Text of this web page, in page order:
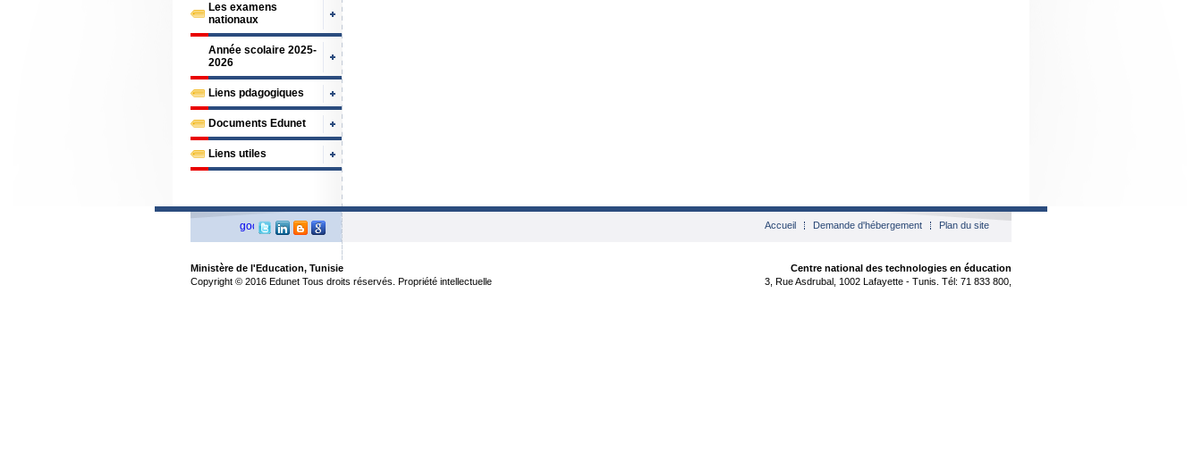
Les examens
nationaux
Année scolaire 2025-
2026
Liens pdagogiques
Documents Edunet
Liens utiles
Accueil Demande d'hébergement Plan du site
Ministère de l'Education, Tunisie
Copyright © 2016 Edunet Tous droits réservés. Propriété intellectuelle
Centre national des technologies en éducation
3, Rue Asdrubal, 1002 Lafayette - Tunis. Tél: 71 833 800,